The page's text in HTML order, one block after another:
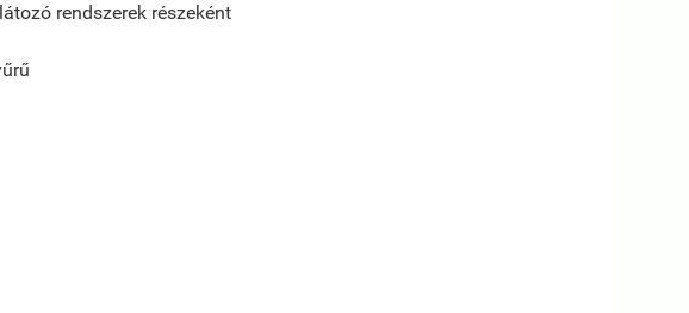
rendszerek részeként